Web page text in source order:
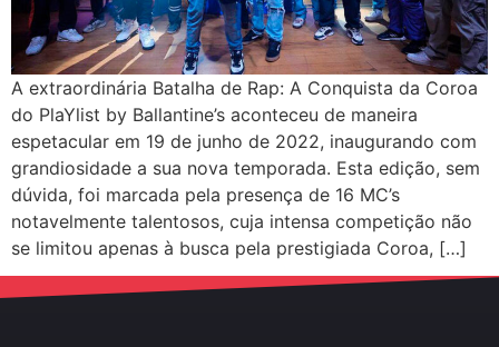
A extraordinária Batalha de Rap: A Conquista da Coroa
do PlaYlist by Ballantine’s aconteceu de maneira
espetacular em 19 de junho de 2022, inaugurando com
grandiosidade a sua nova temporada. Esta edição, sem
dúvida, foi marcada pela presença de 16 MC’s
notavelmente talentosos, cuja intensa competição não
se limitou apenas à busca pela prestigiada Coroa, […]